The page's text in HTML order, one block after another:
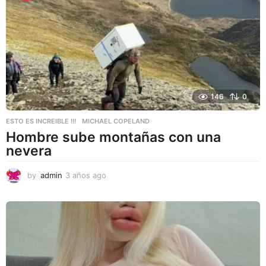
a
g
o
146 0
ESTO ES INCREIBLE !!! MICHAEL COPELAND
Hombre sube montañas con una
nevera
by admin 3 años ago
o
s
a